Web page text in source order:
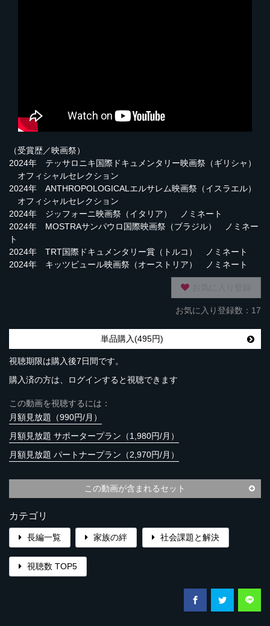
（受賞歴／映画祭）
2024年 テッサロニキ国際ドキュメンタリー映画祭（ギリシャ）
オフィシャルセレクション
2024年 ANTHROPOLOGICALエルサレム映画祭（イスラエル）
オフィシャルセレクション
2024年 ジッフォーニ映画祭（イタリア） ノミネート
2024年 MOSTRAサンパウロ国際映画祭（ブラジル） ノミネー
ト
2024年 TRT国際ドキュメンタリー賞（トルコ） ノミネート
2024年 キッツビュール映画祭（オーストリア） ノミネート
お気に入り登録数：17
単品購入(495円)
視聴期限は購入後7日間です。
購入済の方は、ログインすると視聴できます
この動画を視聴するには：
月額見放題（990円/月）
月額見放題 サポータープラン（1,980円/月）
月額見放題 パートナープラン（2,970円/月）
この動画が含まれるセット
カテゴリ
長編一覧 家族の絆 社会課題と解決
視聴数 TOP5